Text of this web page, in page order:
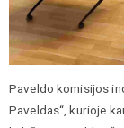
Paveldo komisijos
Paveldas“, kurioje